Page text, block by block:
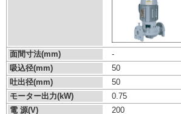
面間寸法(mm)
-
吸込径(mm)
50
吐出径(mm)
50
モーター出力(kW)
0.75
電 源(V)
200